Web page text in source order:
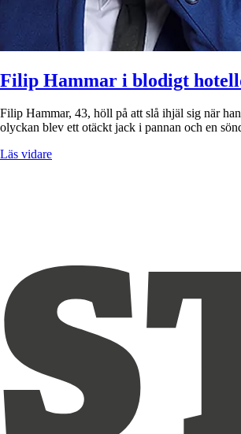
Filip Hammar i blodigt
Filip Hammar, 43, höll på att slå ihjäl sig när
olyckan blev ett otäckt jack i pannan och en
Läs vidare